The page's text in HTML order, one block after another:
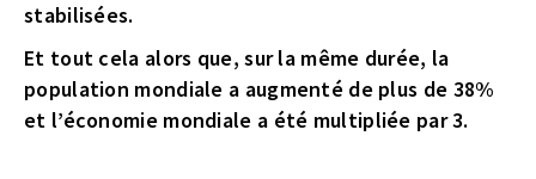
stabilisées.
Et tout cela alors que, sur la même durée, la
population mondiale a augmenté de plus de 38%
et l’économie mondiale a été multipliée par 3.